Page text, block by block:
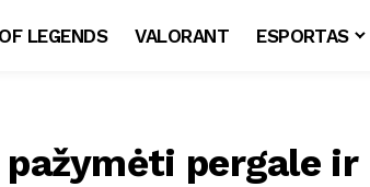
LEGENDS VALORANT ESPORTAS
pergale ir